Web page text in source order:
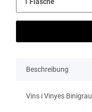
Beschreibung
Vins i Vinyes Binigrau